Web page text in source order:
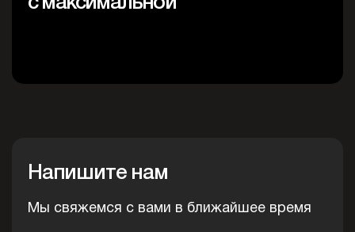
Напишите нам
Мы свяжемся с вами в ближайшее время